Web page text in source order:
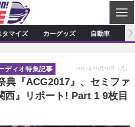
C
L
S
E
ショップ訪問記
デモカー製作記
カスタマイズ新製品情報
カーグッズ新製品情報
タマイズ カーグッズ 自動車
典『ACG2017』、セミファ
西』リポート! Part 1 9枚目
ディオ特集記事 2017年10月16日（月）